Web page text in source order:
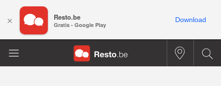
× Resto.be
Gratis - Google Play
Download